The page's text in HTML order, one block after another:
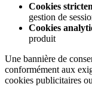
Cookies
gestion de
Cookies
produit
Une bannière de
conformément aux
cookies publicitaires